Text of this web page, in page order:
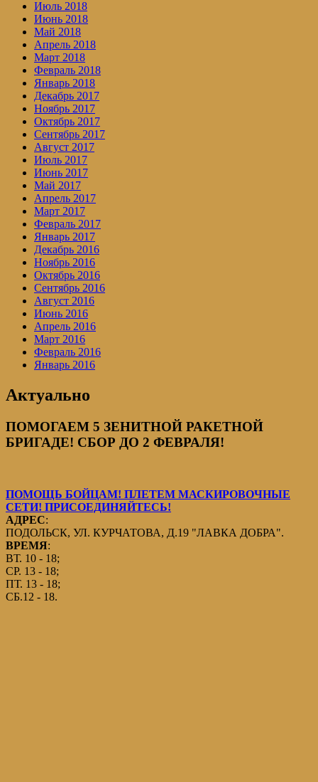
Июль 2018
Июнь 2018
Май 2018
Апрель 2018
Март 2018
Февраль 2018
Январь 2018
Декабрь 2017
Ноябрь 2017
Октябрь 2017
Сентябрь 2017
Август 2017
Июль 2017
Июнь 2017
Май 2017
Апрель 2017
Март 2017
Февраль 2017
Январь 2017
Декабрь 2016
Ноябрь 2016
Октябрь 2016
Сентябрь 2016
Август 2016
Июнь 2016
Апрель 2016
Март 2016
Февраль 2016
Январь 2016
Актуально
ПОМОГАЕМ 5 ЗЕНИТНОЙ РАКЕТНОЙ
БРИГАДЕ! СБОР ДО 2 ФЕВРАЛЯ!
ПОМОЩЬ БОЙЦАМ! ПЛЕТЕМ МАСКИРОВОЧНЫЕ
СЕТИ! ПРИСОЕДИНЯЙТЕСЬ!
АДРЕС:
ПОДОЛЬСК, УЛ. КУРЧАТОВА, Д.19 "ЛАВКА ДОБРА".
ВРЕМЯ:
ВТ. 10 - 18;
СР. 13 - 18;
ПТ. 13 - 18;
СБ.12 - 18.